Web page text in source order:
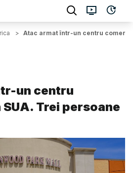
> Atac armat într-un centru
un centru
Trei persoane